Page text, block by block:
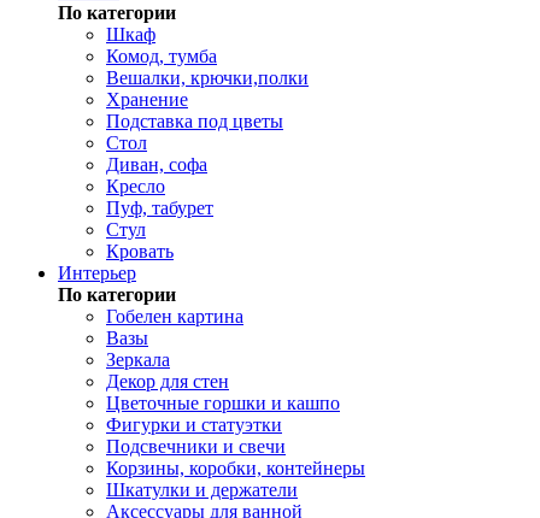
По категории
Шкаф
Комод, тумба
Вешалки, крючки,полки
Хранение
Подставка под цветы
Стол
Диван, софа
Кресло
Пуф, табурет
Стул
Кровать
Интерьер
По категории
Гобелен картина
Вазы
Зеркала
Декор для стен
Цветочные горшки и кашпо
Фигурки и статуэтки
Подсвечники и свечи
Корзины, коробки, контейнеры
Шкатулки и держатели
Аксессуары для ванной